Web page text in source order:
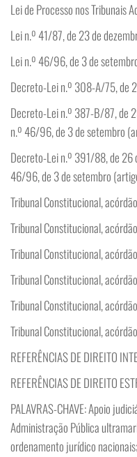
Lei de Processo nos Tribunais
Lei n.º 41/87, de 23 de
Lei n.º 46/96, de 3 de
Decreto-Lei n.º 308-A/75, de
Decreto-Lei n.º 387-B/87, de
n.º 46/96, de 3 de setembro
Decreto-Lei n.º 391/88, de 26
46/96, de 3 de setembro
Tribunal Constitucional,
Tribunal Constitucional,
Tribunal Constitucional,
Tribunal Constitucional,
Tribunal Constitucional,
Tribunal Constitucional,
REFERÊNCIAS DE DIREITO
REFERÊNCIAS DE DIREITO
PALAVRAS-CHAVE: Apoio
Administração Pública
ordenamento jurídico